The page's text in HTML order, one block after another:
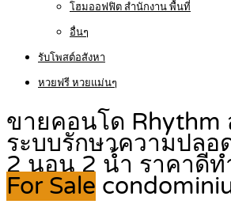
โฮมออฟฟิต สำนักงาน พื้นที่
อื่นๆ
รับโพสต์อสังหา
หวยฟรี หวยแม่นๆ
ขายคอนโด Rhythm
ระบบรักษาความปลอ
2 นอน 2 น้ำ ราคาดีท
For Sale